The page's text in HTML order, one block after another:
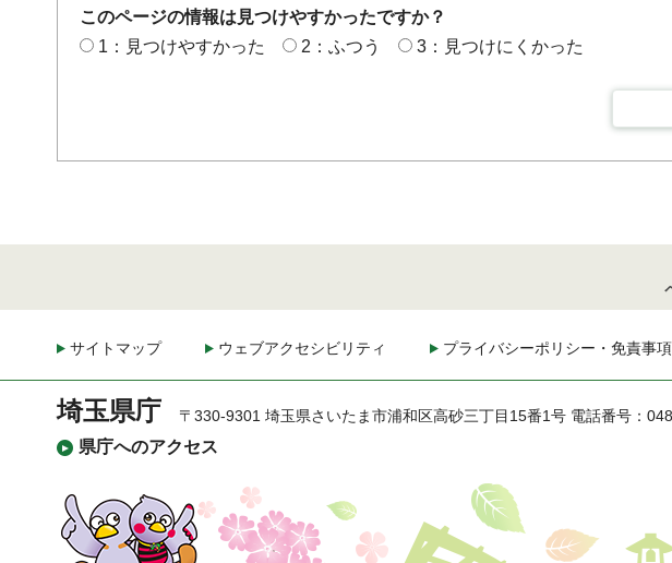
このページの情報は見つけやすかったですか？
1：見つけやすかった
2：ふつう 3：見つけにくかった
サイトマップ ウェブアクセシビリティ プライバシーポリシー・免責事項
埼玉県庁
県庁へのアクセス
〒330-9301 埼玉県さいたま市浦和区高砂三丁目15番1号 電話番号：